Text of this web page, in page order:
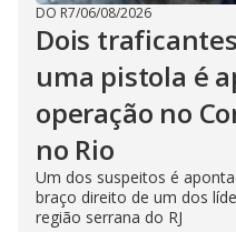
DO R7/06/08/2026
Dois
uma pistola é
operação no
no Rio
Um dos suspeitos é
braço direito de um dos
região serrana do RJ